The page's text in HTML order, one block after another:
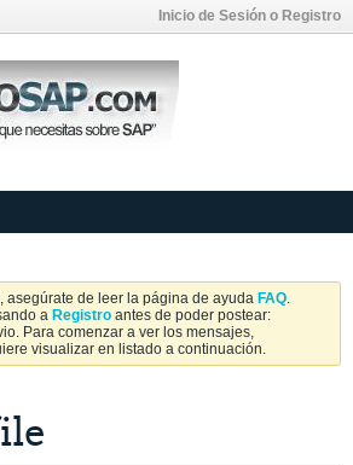
Inicio de Sesión o Registro
asegúrate de leer la página de ayuda FAQ.
a Registro antes de poder postear:
Para comenzar a ver los mensajes,
visualizar en listado a continuación.